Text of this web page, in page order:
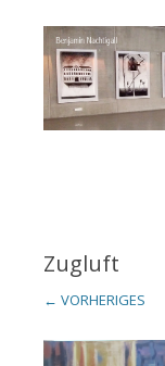
Zugluft
← VORHERIGES